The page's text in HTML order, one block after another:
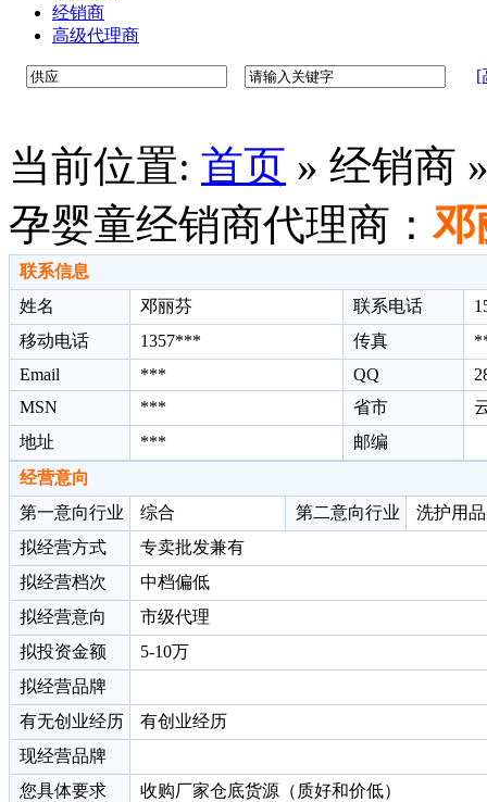
经销商
高级代理商
[
当前位置: 首页 » 经销商
孕婴童经销商代理商：邓
联系信息
姓名
邓丽芬 联系电话
移动电话
1357*** 传真
Email
*** QQ
MSN
*** 省市
地址
***
邮编
经营意向
第一意向行业
综合 第二意向行业
洗护用品
拟经营方式
专卖批发兼有
拟经营档次
中档偏低
拟经营意向
市级代理
拟投资金额
5-10万
拟经营品牌
有无创业经历
有创业经历
现经营品牌
您具体要求
收购厂家仓底货源（质好和价低）